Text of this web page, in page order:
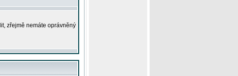
zřejmě nemáte oprávněný